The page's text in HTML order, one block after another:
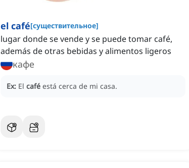
el café[существительное]
lugar donde se vende y se puede tomar café,
además de otras bebidas y alimentos ligeros
кафе
Ex: El café está cerca de mi casa.